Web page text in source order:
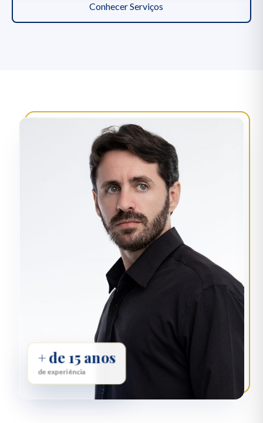
Conhecer Serviços
+ de 15 anos
de experiência